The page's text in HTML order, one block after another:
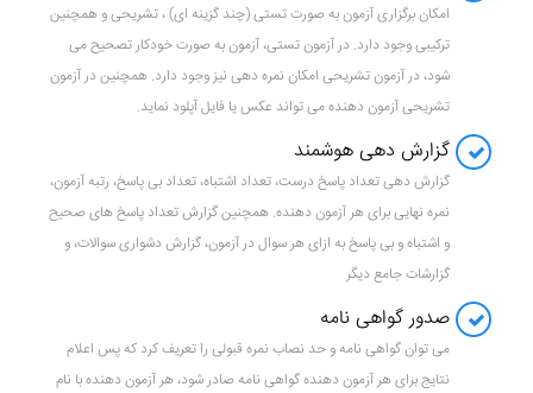
امکان برگزاری آزمون به صورت تستی (چند گزینه ای) ، تشریحی و همچنین
ترکیبی وجود دارد. در آزمون تستی، آزمون به صورت خودکار تصحیح می
شود، در آزمون تشریحی امکان نمره دهی نیز وجود دارد. همچنین در آزمون
تشریحی آزمون دهنده می تواند عکس یا فایل آپلود نماید.
گزارش دهی هوشمند
گزارش دهی تعداد پاسخ درست، تعداد اشتباه، تعداد بی پاسخ، رتبه آزمون،
نمره نهایی برای هر آزمون دهنده. همچنین گزارش تعداد پاسخ های صحیح
و اشتباه و بی پاسخ به ازای هر سوال در آزمون، گزارش دشواری سوالات، و
گزارشات جامع دیگر
صدور گواهی نامه
می توان گواهی نامه و حد نصاب نمره قبولی را تعریف کرد که پس اعلام
نتایج برای هر آزمون دهنده گواهی نامه صادر شود، هر آزمون دهنده با نام